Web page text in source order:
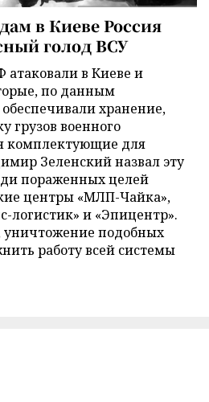
в Киеве Россия
голод ВСУ
атаковали в Киеве и
по данным
хранение,
грузов военного
комплектующие для
Зеленский назвал эту
пораженных целей
центры «МЛП-Чайка»,
логистик» и «Эпицентр».
уничтожение подобных
работу всей системы